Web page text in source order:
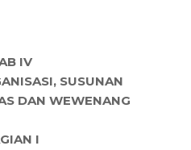
IV
SUSUNAN
DAN WEWENANG
I